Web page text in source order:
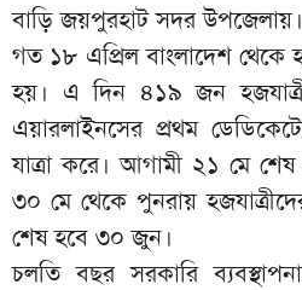
বাড়ি জয়পুরহাট সদর উপজেলায়।
গত ১৮ এপ্রিল বাংলাদেশ থেকে
হয়। এ দিন ৪১৯ জন হজযাত্রী
এয়ারলাইনসের প্রথম
যাত্রা করে। আগামী ২১ মে শেষ
৩০ মে থেকে পুনরায়
শেষ হবে ৩০ জুন।
চলতি বছর সরকারি